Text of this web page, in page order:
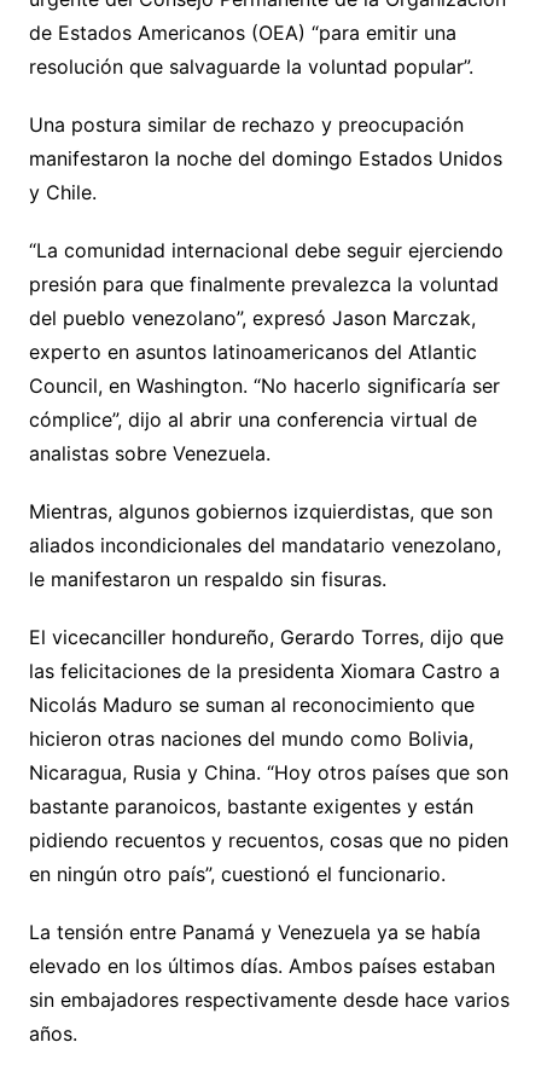
de Estados Americanos (OEA) “para emitir una
resolución que salvaguarde la voluntad popular”.
Una postura similar de rechazo y preocupación
manifestaron la noche del domingo Estados Unidos
y Chile.
“La comunidad internacional debe seguir ejerciendo
presión para que finalmente prevalezca la voluntad
del pueblo venezolano”, expresó Jason Marczak,
experto en asuntos latinoamericanos del Atlantic
Council, en Washington. “No hacerlo significaría ser
cómplice”, dijo al abrir una conferencia virtual de
analistas sobre Venezuela.
Mientras, algunos gobiernos izquierdistas, que son
aliados incondicionales del mandatario venezolano,
le manifestaron un respaldo sin fisuras.
El vicecanciller hondureño, Gerardo Torres, dijo que
las felicitaciones de la presidenta Xiomara Castro a
Nicolás Maduro se suman al reconocimiento que
hicieron otras naciones del mundo como Bolivia,
Nicaragua, Rusia y China. “Hoy otros países que son
bastante paranoicos, bastante exigentes y están
pidiendo recuentos y recuentos, cosas que no piden
en ningún otro país”, cuestionó el funcionario.
La tensión entre Panamá y Venezuela ya se había
elevado en los últimos días. Ambos países estaban
sin embajadores respectivamente desde hace varios
años.